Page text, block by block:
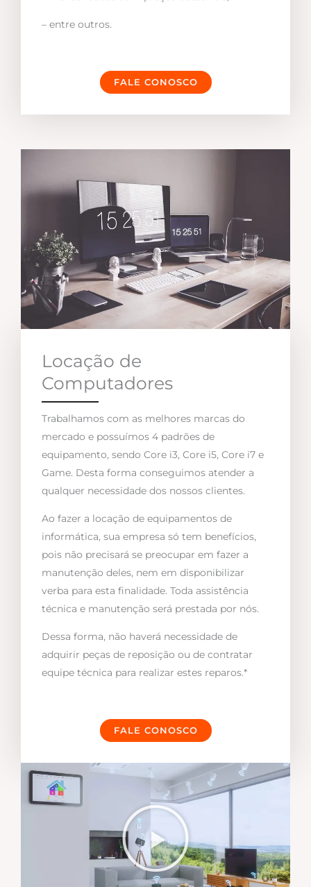
– entre outros.
FALE CONOSCO
Locação de
Computadores
Trabalhamos com as melhores marcas do
mercado e possuímos 4 padrões de
equipamento, sendo Core i3, Core i5, Core i7 e
Game. Desta forma conseguimos atender a
qualquer necessidade dos nossos clientes.
Ao fazer a locação de equipamentos de
informática, sua empresa só tem benefícios,
pois não precisará se preocupar em fazer a
manutenção deles, nem em disponibilizar
verba para esta finalidade. Toda assistência
técnica e manutenção será prestada por nós.
Dessa forma, não haverá necessidade de
adquirir peças de reposição ou de contratar
equipe técnica para realizar estes reparos.*
FALE CONOSCO